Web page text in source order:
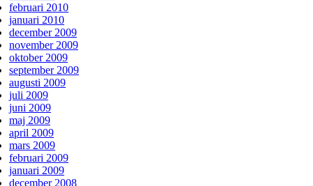
februari 2010
januari 2010
december 2009
november 2009
oktober 2009
september 2009
augusti 2009
juli 2009
juni 2009
maj 2009
april 2009
mars 2009
februari 2009
januari 2009
december 2008